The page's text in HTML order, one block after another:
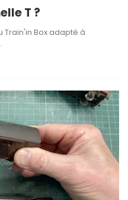
T ?
Train'in Box adapté à